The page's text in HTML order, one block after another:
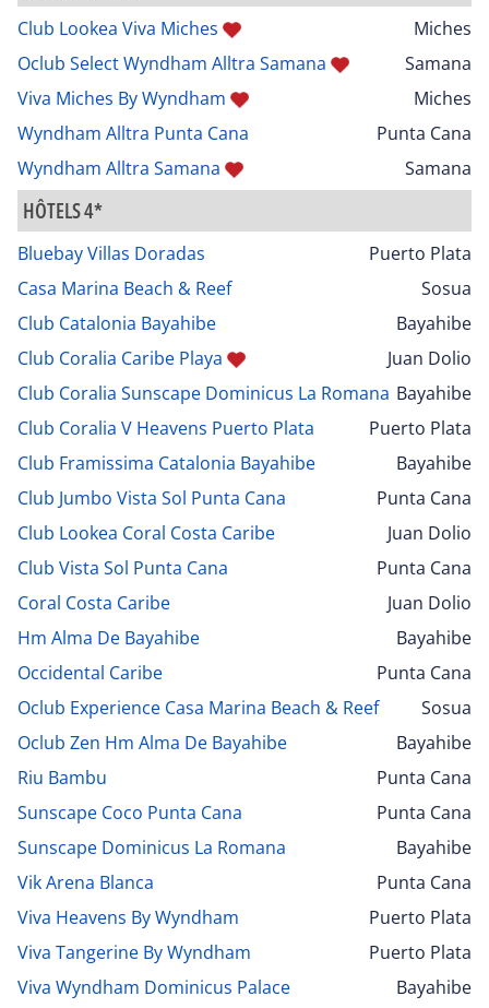
Club Lookea Viva Miches
Miches
Oclub Select Wyndham Alltra Samana
Samana
Viva Miches By Wyndham
Miches
Wyndham Alltra Punta Cana
Punta Cana
Wyndham Alltra Samana
Samana
HÔTELS 4*
Bluebay Villas Doradas
Puerto Plata
Casa Marina Beach & Reef
Sosua
Club Catalonia Bayahibe
Bayahibe
Club Coralia Caribe Playa
Juan Dolio
Club Coralia Sunscape Dominicus La Romana Bayahibe
Club Coralia V Heavens Puerto Plata
Puerto Plata
Club Framissima Catalonia Bayahibe
Bayahibe
Club Jumbo Vista Sol Punta Cana
Punta Cana
Club Lookea Coral Costa Caribe
Juan Dolio
Club Vista Sol Punta Cana
Punta Cana
Coral Costa Caribe
Juan Dolio
Hm Alma De Bayahibe
Bayahibe
Occidental Caribe
Punta Cana
Oclub Experience Casa Marina Beach & Reef
Sosua
Oclub Zen Hm Alma De Bayahibe
Bayahibe
Riu Bambu
Punta Cana
Sunscape Coco Punta Cana
Punta Cana
Sunscape Dominicus La Romana
Bayahibe
Vik Arena Blanca
Punta Cana
Viva Heavens By Wyndham
Puerto Plata
Viva Tangerine By Wyndham
Puerto Plata
Viva Wyndham Dominicus Palace
Bayahibe